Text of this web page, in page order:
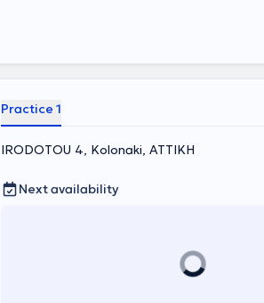
Practice 1
IRODOTOU 4, Kolonaki, ΑΤΤΙΚΗ
Next availability